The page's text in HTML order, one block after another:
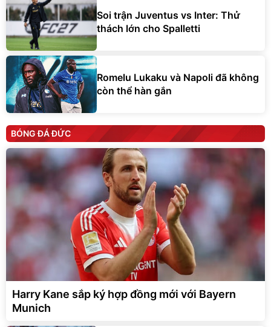
Soi trận Juventus vs Inter: Thử
thách lớn cho Spalletti
Romelu Lukaku và Napoli đã không
còn thể hàn gắn
BÓNG ĐÁ ĐỨC
Harry Kane sắp ký hợp đồng mới với Bayern
Munich